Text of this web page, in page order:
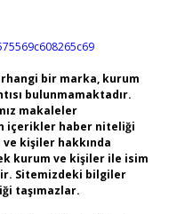
bir marka, kurum
bulunmamaktadır.
makaleler
içerikler haber niteliği
kişiler hakkında
kurum ve kişiler ile isim
Sitemizdeki bilgiler
taşımazlar.